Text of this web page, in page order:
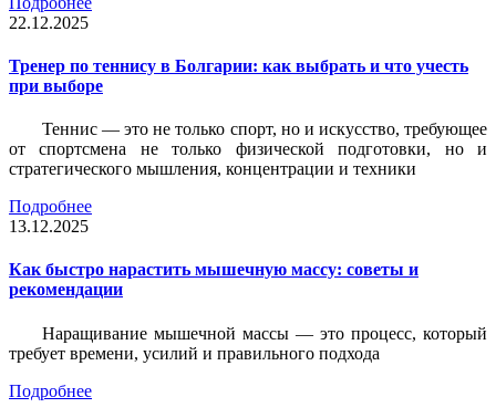
22.12.2025
Тренер по теннису в Болгарии: как выбрать и что учесть
при выборе
Теннис — это не только спорт, но и искусство, требующее
от спортсмена не только физической подготовки, но и
стратегического мышления, концентрации и техники
Подробнее
13.12.2025
Как быстро нарастить мышечную массу: советы и
рекомендации
Наращивание мышечной массы — это процесс, который
требует времени, усилий и правильного подхода
Подробнее